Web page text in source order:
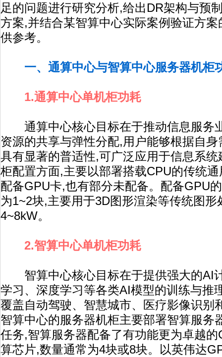
足的问题进行研究分析,给出DR架构与预
方案,并结合某智算中心实际案例验证方
供参考。
一、通算中心与智算中心服务器机柜
1.通算中心单机柜功耗
通算中心核心目标在于推动信息服务
资源的共享与弹性分配,用户能够根据自
具有显著的普适性,可广泛应用于信息系
柜配置方面,主要以部署搭载CPU的传统
配备GPU卡,也有部分未配备。配备GPU
为1~2块,主要用于3D图形渲染等传统图
4~8kW。
2.智算中心单机柜功耗
智算中心核心目标在于提供强大的AI
学习、深度学习等各类AI模型的训练与推
覆盖自动驾驶、智慧城市、医疗影像识别
智算中心的服务器机柜主要部署智算服务
任务,智算服务器配备了有功能更为卓越
算芯片,数量通常为4块或8块。以英伟达